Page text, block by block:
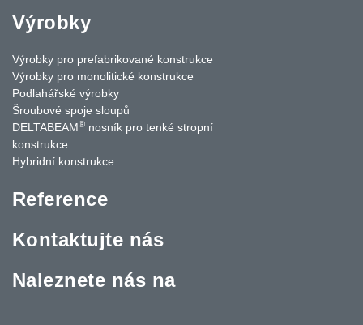
Výrobky
Výrobky pro prefabrikované konstrukce
Výrobky pro monolitické konstrukce
Podlahářské výrobky
Šroubové spoje sloupů
DELTABEAM® nosník pro tenké stropní
konstrukce
Hybridní konstrukce
Reference
Kontaktujte nás
Naleznete nás na